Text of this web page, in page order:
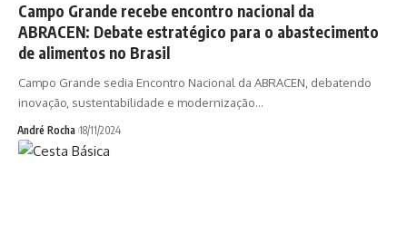
Campo Grande recebe encontro nacional da
ABRACEN: Debate estratégico para o abastecimento
de alimentos no Brasil
Campo Grande sedia Encontro Nacional da ABRACEN, debatendo
inovação, sustentabilidade e modernização…
André Rocha 18/11/2024